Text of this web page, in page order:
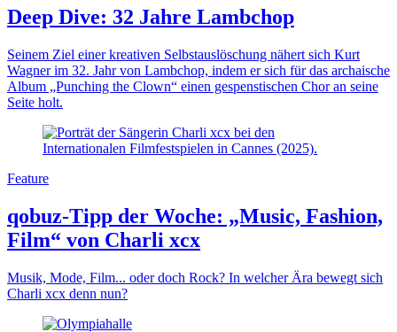
Deep Dive: 32 Jahre Lambchop
Seinem Ziel einer kreativen Selbstauslöschung nähert sich Kurt
Wagner im 32. Jahr von Lambchop, indem er sich für das archaische
Album „Punching the Clown“ einen gespenstischen Chor an seine
Seite holt.
Feature
qobuz-Tipp der Woche: „Music, Fashion,
Film“ von Charli xcx
Musik, Mode, Film... oder doch Rock? In welcher Ära bewegt sich
Charli xcx denn nun?